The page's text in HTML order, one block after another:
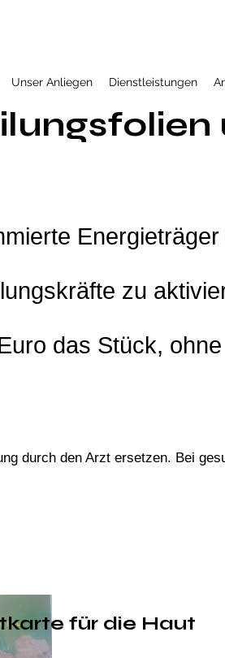
Unser Anliegen Dienstleistungen
zu
das Stück,
durch den Arzt ersetzen. Bei
für die Haut